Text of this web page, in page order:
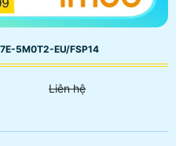
5M0T2-EU/FSP14
Liên hệ